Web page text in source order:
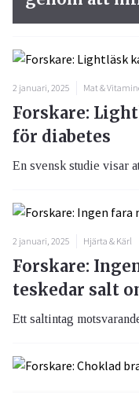
2 januari, 2025 Mat &
Forskare:
för diabetes
En svensk studie visar
2 januari, 2025 Hjärta & Kärl
Forskare:
teskedar salt
Ett saltintag